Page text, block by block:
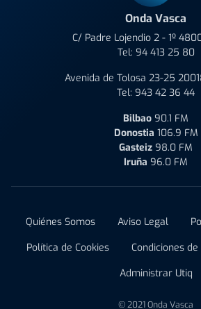
Onda Vasca
C/ Padre Lojendio 2 - 1º
Tel: 94 413 25 80
Avenida de Tolosa 23-25
Tel: 943 42 36 44
Bilbao 90.1 FM
Donostia 106.9 FM
Gasteiz 98.0 FM
Iruña 96.0 FM
Quiénes Somos Aviso Legal
Política de Cookies
Condiciones
Administrar Utiq
© 2021 Onda Vasca